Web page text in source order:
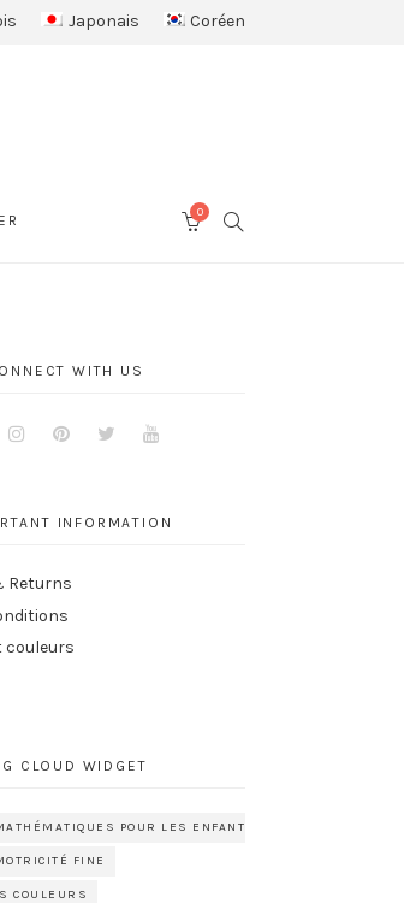
Japonais Coréen
SEARCH
0
WITH US
InstagramPinterestTwitter
INFORMATION
Returns
couleurs
CLOUD WIDGET
POUR LES ENFANTS D’ÂGE PRÉSCOLAIRE
FINE
COULEURS